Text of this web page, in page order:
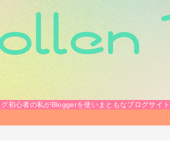
グ初心者の私がBloggerを使いまともなブログサイ